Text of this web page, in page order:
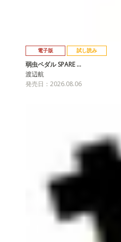
電子版 試し読み
弱虫ペダル SPARE …
渡辺航
発売日：2026.08.06